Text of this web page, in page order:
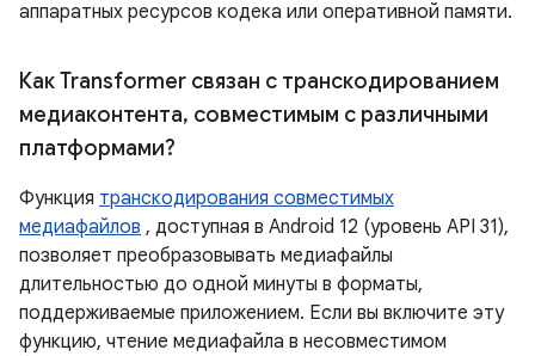
аппаратных ресурсов кодека или оперативной памяти.
Как Transformer связан с транскодированием
медиаконтента, совместимым с различными
платформами?
Функция транскодирования совместимых
медиафайлов , доступная в Android 12 (уровень API 31),
позволяет преобразовывать медиафайлы
длительностью до одной минуты в форматы,
поддерживаемые приложением. Если вы включите эту
функцию, чтение медиафайла в несовместимом